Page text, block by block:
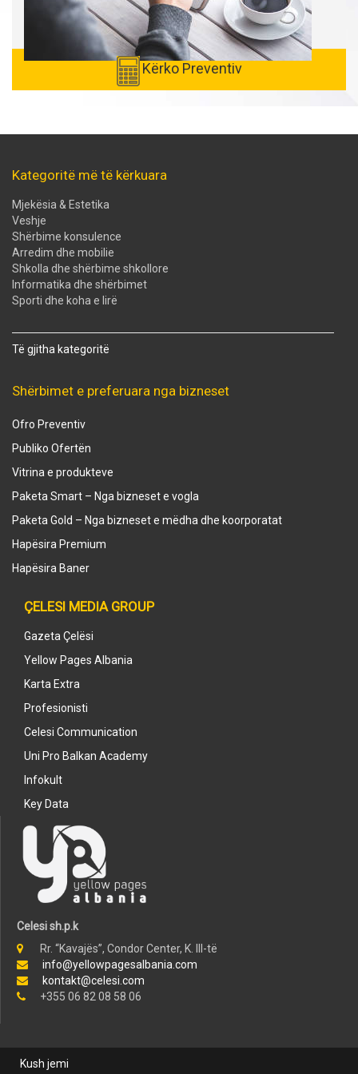
Kërko Preventiv
Kategoritë më të kërkuara
Mjekësia & Estetika
Veshje
Shërbime konsulence
Arredim dhe mobilie
Shkolla dhe shërbime shkollore
Informatika dhe shërbimet
Sporti dhe koha e lirë
Të gjitha kategoritë
Shërbimet e preferuara nga bizneset
Ofro Preventiv
Publiko Ofertën
Vitrina e produkteve
Paketa Smart – Nga bizneset e vogla
Paketa Gold – Nga bizneset e mëdha dhe koorporatat
Hapësira Premium
Hapësira Baner
ÇELESI MEDIA GROUP
Gazeta Çelësi
Yellow Pages Albania
Karta Extra
Profesionisti
Celesi Communication
Uni Pro Balkan Academy
Infokult
Key Data
Celesi sh.p.k
Rr. “Kavajës”, Condor Center, K. III-të
info@yellowpagesalbania.com
kontakt@celesi.com
+355 06 82 08 58 06
Kush jemi